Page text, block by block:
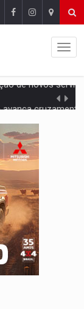
e deixa
transforma indignação e esperança em
é denunciado por transmitir HIV
deflagra a terceira fase da
que recebeu R$ 12 mi em emendas
Eleitoral manda tirar vídeo com suposta
Marcio Barreto, pres. da ABAV-RO, alerta sobre golpes
A trajetória de superação de